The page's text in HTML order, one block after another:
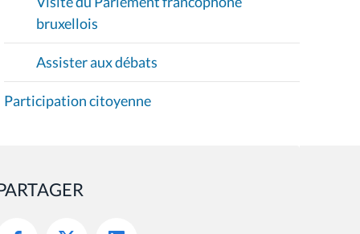
bruxellois
Assister aux débats
Participation citoyenne